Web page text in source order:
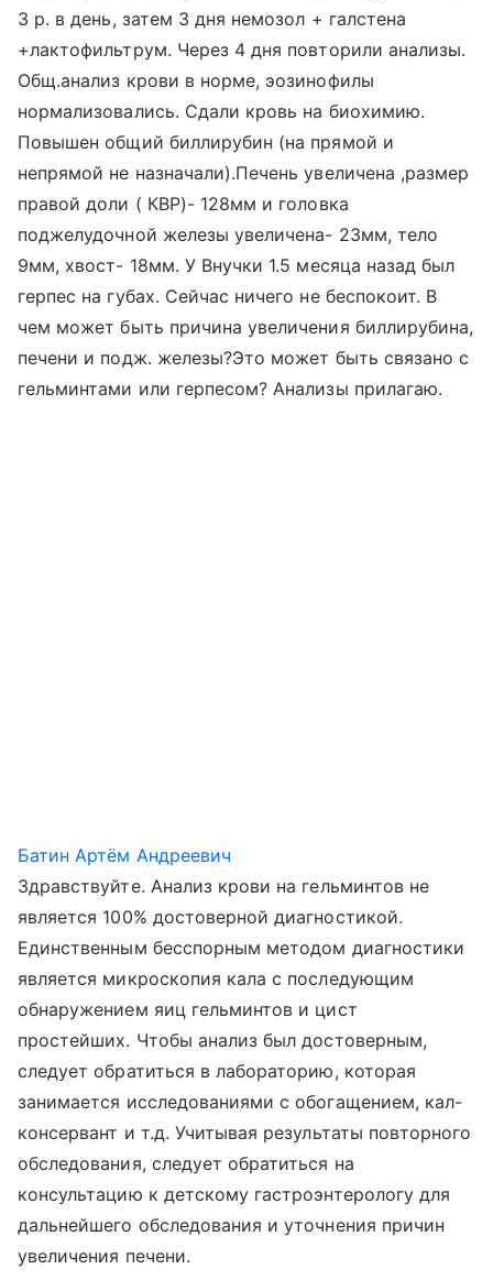
3 р. в день, затем 3 дня немозол + галстена
+лактофильтрум. Через 4 дня повторили анализы.
Общ.анализ крови в норме, эозинофилы
нормализовались. Сдали кровь на биохимию.
Повышен общий биллирубин (на прямой и
непрямой не назначали).Печень увеличена ,размер
правой доли ( КВР)- 128мм и головка
поджелудочной железы увеличена- 23мм, тело
9мм, хвост- 18мм. У Внучки 1.5 месяца назад был
герпес на губах. Сейчас ничего не беспокоит. В
чем может быть причина увеличения биллирубина,
печени и подж. железы?Это может быть связано с
гельминтами или герпесом? Анализы прилагаю.
Батин Артём Андреевич
Здравствуйте. Анализ крови на гельминтов не
является 100% достоверной диагностикой.
Единственным бесспорным методом диагностики
является микроскопия кала с последующим
обнаружением яиц гельминтов и цист
простейших. Чтобы анализ был достоверным,
следует обратиться в лабораторию, которая
занимается исследованиями с обогащением, кал-
консервант и т.д. Учитывая результаты повторного
обследования, следует обратиться на
консультацию к детскому гастроэнтерологу для
дальнейшего обследования и уточнения причин
увеличения печени.